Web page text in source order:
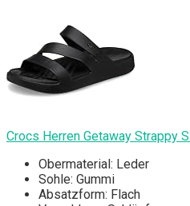
Crocs Herren Getaway Strappy
Obermaterial: Leder
Sohle: Gummi
Absatzform: Flach